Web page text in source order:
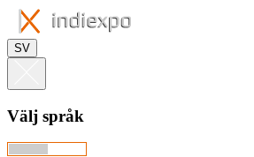
SV
Välj språk